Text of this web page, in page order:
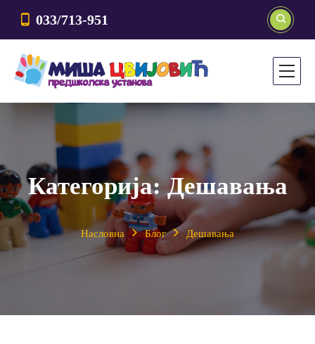
033/713-951
Категорија:Дешавања
Насловна Блог Дешавања